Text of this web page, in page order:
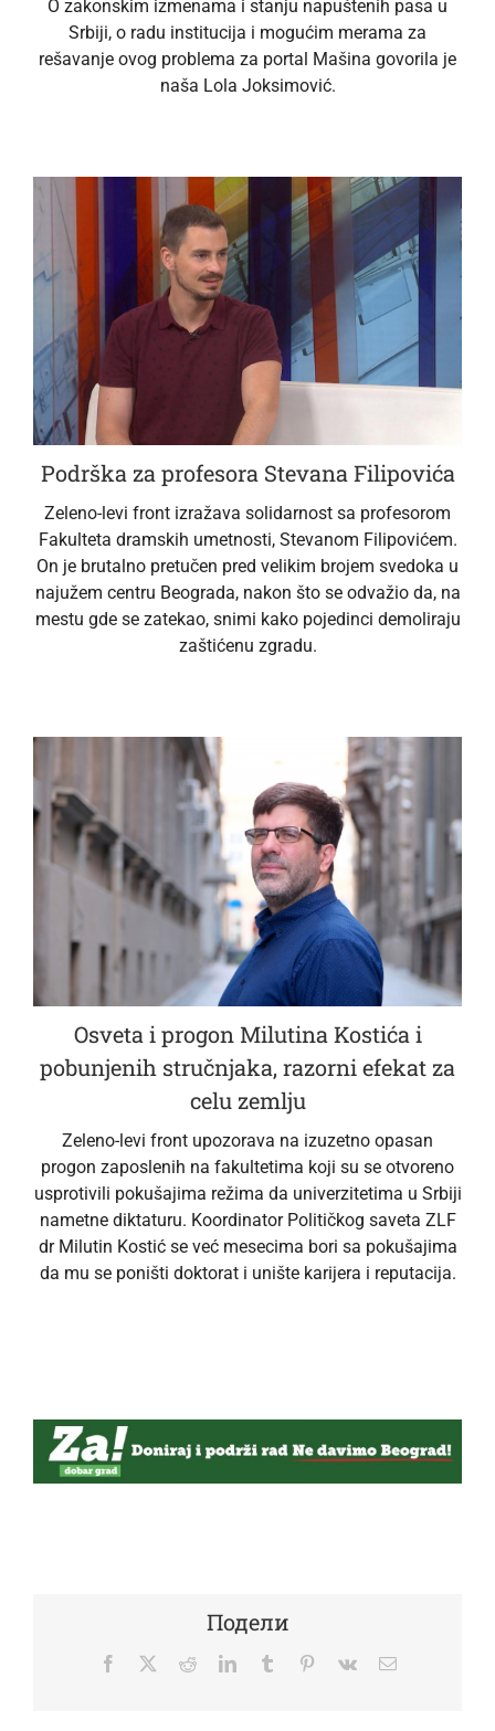
O zakonskim izmenama i stanju napuštenih pasa u
Srbiji, o radu institucija i mogućim merama za
rešavanje ovog problema za portal Mašina govorila je
naša Lola Joksimović.
Podrška za profesora Stevana Filipovića
Zeleno-levi front izražava solidarnost sa profesorom
Fakulteta dramskih umetnosti, Stevanom Filipovićem.
On je brutalno pretučen pred velikim brojem svedoka u
najužem centru Beograda, nakon što se odvažio da, na
mestu gde se zatekao, snimi kako pojedinci demoliraju
zaštićenu zgradu.
Osveta i progon Milutina Kostića i
pobunjenih stručnjaka, razorni efekat za
celu zemlju
Zeleno-levi front upozorava na izuzetno opasan
progon zaposlenih na fakultetima koji su se otvoreno
usprotivili pokušajima režima da univerzitetima u Srbiji
nametne diktaturu. Koordinator Političkog saveta ZLF
dr Milutin Kostić se već mesecima bori sa pokušajima
da mu se poništi doktorat i unište karijera i reputacija.
Подели
Facebook
TwitterRedditLinkedInTumblr Pinterest
Vk Email